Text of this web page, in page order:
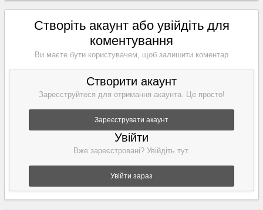
Створіть акаунт або увійдіть для
коментування
Ви маєте бути користувачем, щоб залишити коментар
Створити акаунт
Зареєструйтеся для отримання акаунта. Це просто!
Зареєструвати акаунт
Увійти
Вже зареєстровані? Увійдіть тут.
Увійти зараз